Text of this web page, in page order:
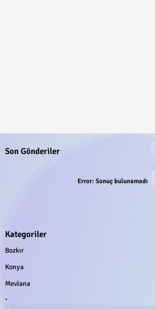
Son Gönderiler
Error: Sonuç bulunamadı
Kategoriler
Bozkır
Konya
Mevlana
.